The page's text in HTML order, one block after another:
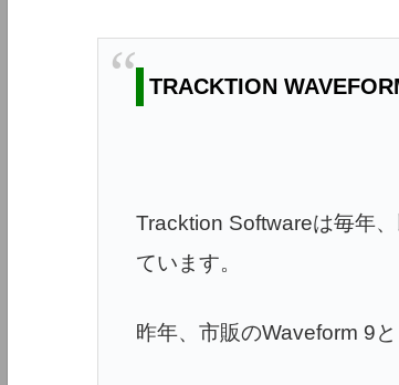
TRACKTION
Tracktion Softwareは毎年
ています。
昨年、市販のWaveform 9